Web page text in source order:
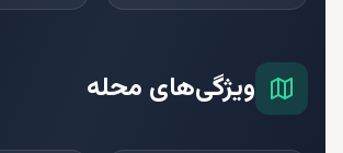
ویژگی‌های محله